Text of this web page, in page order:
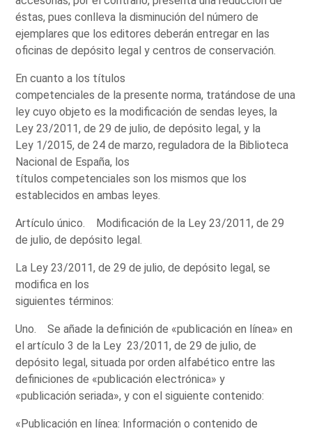
éstas, pues conlleva la disminución del número de
ejemplares que los editores deberán entregar en las
oficinas de depósito legal y centros de conservación.
En cuanto a los títulos
competenciales de la presente norma, tratándose de una
ley cuyo objeto es la modificación de sendas leyes, la
Ley 23/2011, de 29 de julio, de depósito legal, y la
Ley 1/2015, de 24 de marzo, reguladora de la Biblioteca
Nacional de España, los
títulos competenciales son los mismos que los
establecidos en ambas leyes.
Artículo único. Modificación de la Ley 23/2011, de 29
de julio, de depósito legal.
La Ley 23/2011, de 29 de julio, de depósito legal, se
modifica en los
siguientes términos:
Uno. Se añade la definición de «publicación en línea» en
el artículo 3 de la Ley 23/2011, de 29 de julio, de
depósito legal, situada por orden alfabético entre las
definiciones de «publicación electrónica» y
«publicación seriada», y con el siguiente contenido:
«Publicación en línea: Información o contenido de